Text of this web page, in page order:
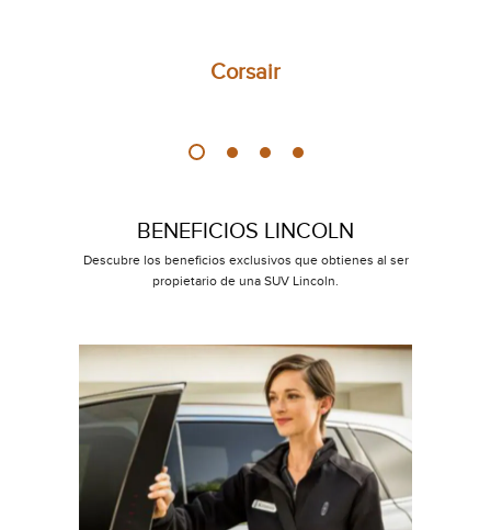
Corsair
BENEFICIOS LINCOLN
Descubre los beneficios exclusivos que obtienes al ser
propietario de una SUV Lincoln.